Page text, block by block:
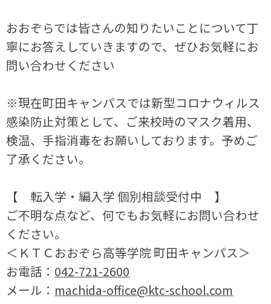
おおぞらでは皆さんの知りたいことについて丁
寧にお答えしていきますので、ぜひお気軽にお
問い合わせください
※現在町田キャンパスでは新型コロナウィルス
感染防止対策として、ご来校時のマスク着用、
検温、手指消毒をお願いしております。予めご
了承ください。
【 転入学・編入学 個別相談受付中 】
ご不明な点など、何でもお気軽にお問い合わせ
ください。
＜ＫＴＣおおぞら高等学院 町田キャンパス＞
お電話： 042-721-2600
メール： machida-office@ktc-school.com